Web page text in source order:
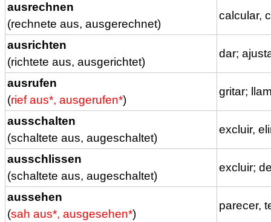
ausrechnen
(rechnete aus, ausgerechnet)
calcular,
ausrichten
(richtete aus, ausgerichtet)
dar;
ausrufen
(rief aus*, ausgerufen*)
gritar;
ausschalten
(schaltete aus, augeschaltet)
excluir,
ausschlissen
(schaltete aus, augeschaltet)
excluir;
aussehen
(sah aus*, ausgesehen*)
parecer,